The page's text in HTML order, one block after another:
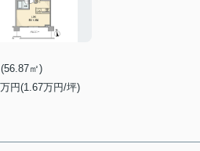
㎡)
万円(1.67万円/坪)